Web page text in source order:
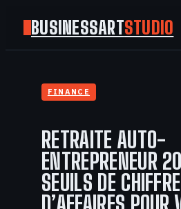
BUSINESSARTSTUDIO
FINANCE
TECH
FINANCE
RETRAITE AUTO-
ENTREPRENEUR
SEUILS DE CHIFFRE